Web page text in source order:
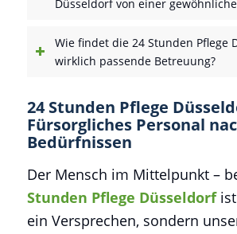
Düsseldorf von einer
Wie findet die 24 Stunden Pflege
wirklich passende Betreuung?
24 Stunden Pflege
Fürsorgliches Personal
Bedürfnissen
Der Mensch im Mittelpunkt –
Stunden Pflege Düsseldorfist
ein Versprechen, sondern